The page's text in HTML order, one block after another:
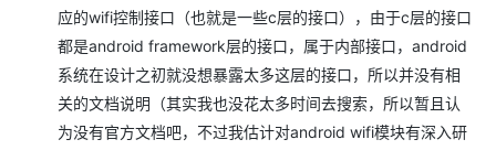
应的wifi控制接口（也就是一些c层的接口），由于c层的接口
都是android framework层的接口，属于内部接口，android
系统在设计之初就没想暴露太多这层的接口，所以并没有相
关的文档说明（其实我也没花太多时间去搜索，所以暂且认
为没有官方文档吧，不过我估计对android wifi模块有深入研